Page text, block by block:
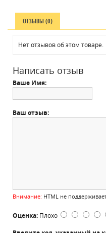
ОТЗЫВЫ (0)
Нет отзывов об этом товаре.
Написать отзыв
Ваше Имя:
Ваш отзыв:
Внимание: HTML не
Оценка: Плохо